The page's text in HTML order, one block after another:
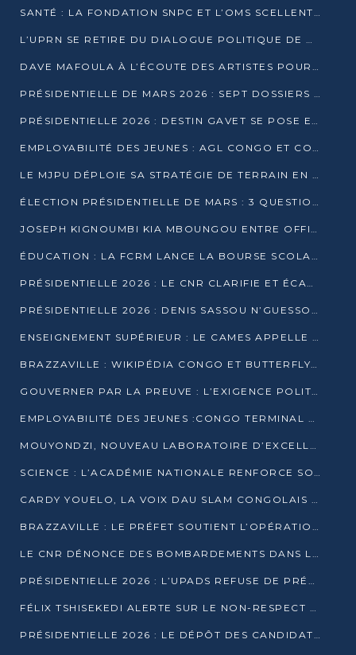
SANTÉ : LA FONDATION SNPC ET L’OMS SCELLENT UN PARTENARIAT STRATÉGIQUE DE TROIS ANS
L’UPRN SE RETIRE DU DIALOGUE POLITIQUE DE DJAMBALA : TENSIONS DANS LE PRÉ-ÉLECTORAL CONGOLAIS
DAVE MAFOULA À L’ÉCOUTE DES ARTISTES POUR REDÉFINIR SA POLITIQUE CULTURELLE
PRÉSIDENTIELLE DE MARS 2026 : SEPT DOSSIERS DE CANDIDATURE ENREGISTRÉS À LA CLÔTURE DES DÉPÔTS
PRÉSIDENTIELLE 2026 : DESTIN GAVET SE POSE EN CANDIDAT DU « RAS-LE-BOL »
EMPLOYABILITÉ DES JEUNES : AGL CONGO ET CONGO TERMINAL S’ALLIENT À UCAC-ICAM
LE MJPU DÉPLOIE SA STRATÉGIE DE TERRAIN EN FAVEUR DE DSN
ÉLECTION PRÉSIDENTIELLE DE MARS : 3 QUESTIONS À UN EXPERT CONGOLAIS DE LA CYBERSÉCURITÉ
JOSEPH KIGNOUMBI KIA MBOUNGOU ENTRE OFFICIELLEMENT EN COURSE POUR LA PRÉSIDENTIELLE
ÉDUCATION : LA FCRM LANCE LA BOURSE SCOLAIRE FRANCINE-NTOUMI POUR PROMOUVOIR LES FILIÈRES SCIENTIFIQUES
PRÉSIDENTIELLE 2026 : LE CNR CLARIFIE ET ÉCARTE LA CANDIDATURE DU PASTEUR NTUMI
PRÉSIDENTIELLE 2026 : DENIS SASSOU N’GUESSO ANNONCE OFFICIELLEMENT SA CANDIDATURE
ENSEIGNEMENT SUPÉRIEUR : LE CAMES APPELLE À UNE UNIVERSITÉ AFRICAINE AXÉE SUR L’EMPLOYABILITÉ
BRAZZAVILLE : WIKIPÉDIA CONGO ET BUTTERFLY SCELLENT UN PARTENARIAT POUR STRUCTURER LE BÉNÉVOLAT NUMÉRIQUE
GOUVERNER PAR LA PREUVE : L’EXIGENCE POLITIQUE DU XXIᵉ SIÈCLE
EMPLOYABILITÉ DES JEUNES :CONGO TERMINAL S’ALLIE À L’ESCIC POUR RAPPROCHER L’ÉCOLE DU TERRAIN
MOUYONDZI, NOUVEAU LABORATOIRE D’EXCELLENCE PÉDAGOGIQUE AVEC L’ENFICE
SCIENCE : L’ACADÉMIE NATIONALE RENFORCE SON ÉQUIPE ET TRACE SA FEUILLE DE ROUTE 2026
CARDY YOUELO, LA VOIX DAU SLAM CONGOLAIS QUI INTERPELLE LE MONDE
BRAZZAVILLE : LE PRÉFET SOUTIENT L’OPÉRATION « ZÉRO KULUNA » ET APPELLE À LA VIGILANCE CITOYENNE
LE CNR DÉNONCE DES BOMBARDEMENTS DANS LE POOL ET ACCUSE LE GOUVERNEMENT
PRÉSIDENTIELLE 2026 : L’UPADS REFUSE DE PRÉSENTER UN CANDIDAT ET DÉNONCE UN PROCESSUS NON CRÉDIBLE
FÉLIX TSHISEKEDI ALERTE SUR LE NON-RESPECT DES ENGAGEMENTS DE PAIX APRÈS SA RENCONTRE AVEC D. SASSOU-NGUESSO
PRÉSIDENTIELLE 2026 : LE DÉPÔT DES CANDIDATURES OUVERT DU 29 JANVIER AU 12 FÉVRIER